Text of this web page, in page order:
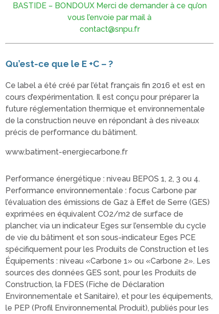
BASTIDE – BONDOUX Merci de demander à ce qu’on
vous l’envoie par mail à
contact@snpu.fr
Qu’est-ce que le E +C – ?
Ce label a été créé par l’état français fin 2016 et est en
cours d’expérimentation. Il est conçu pour préparer la
future réglementation thermique et environnementale
de la construction neuve en répondant à des niveaux
précis de performance du bâtiment.
www.batiment-energiecarbone.fr
Performance énergétique : niveau BEPOS 1, 2, 3 ou 4.
Performance environnementale : focus Carbone par
l’évaluation des émissions de Gaz à Effet de Serre (GES)
exprimées en équivalent CO2/m2 de surface de
plancher, via un indicateur Eges sur l’ensemble du cycle
de vie du bâtiment et son sous-indicateur Eges PCE
spécifiquement pour les Produits de Construction et les
Équipements : niveau «Carbone 1» ou «Carbone 2». Les
sources des données GES sont, pour les Produits de
Construction, la FDES (Fiche de Déclaration
Environnementale et Sanitaire), et pour les équipements,
le PEP (Profil Environnemental Produit), publiés pour les